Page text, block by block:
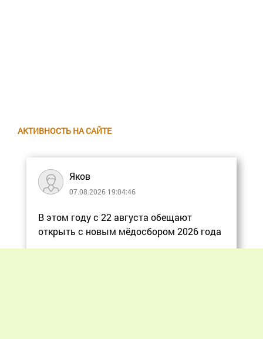
АКТИВНОСТЬ НА САЙТЕ
Яков
07.08.2026 19:04:46
В этом году с 22 августа обещают
открыть с новым мёдосбором 2026 года